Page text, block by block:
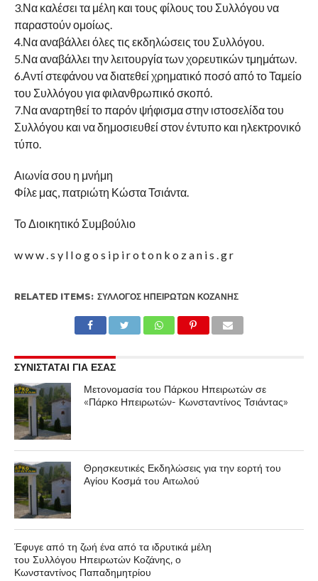
3.Να καλέσει τα μέλη και τους φίλους του Συλλόγου να
παραστούν ομοίως.
4.Να αναβάλλει όλες τις εκδηλώσεις του Συλλόγου.
5.Να αναβάλλει την λειτουργία των χορευτικών τμημάτων.
6.Αντί στεφάνου να διατεθεί χρηματικό ποσό από το Ταμείο
του Συλλόγου για φιλανθρωπικό σκοπό.
7.Να αναρτηθεί το παρόν ψήφισμα στην ιστοσελίδα του
Συλλόγου και να δημοσιευθεί στον έντυπο και ηλεκτρονικό
τύπο.
Αιωνία σου η μνήμη
Φίλε μας, πατριώτη Κώστα Τσιάντα.
Το Διοικητικό Συμβούλιο
w w w . s y l l o g o s i p i r o t o n k o z a n i s . g r
RELATED ITEMS: ΣΎΛΛΟΓΟΣ ΗΠΕΙΡΩΤΏΝ ΚΟΖΆΝΗΣ
ΣΥΝΙΣΤΑΤΑΙ ΓΙΑ ΕΣΑΣ
Μετονομασία του Πάρκου Ηπειρωτών σε
«Πάρκο Ηπειρωτών- Κωνσταντίνος Τσιάντας»
Θρησκευτικές Εκδηλώσεις για την εορτή του
Αγίου Κοσμά του Αιτωλού
Έφυγε από τη ζωή ένα από τα ιδρυτικά μέλη
του Συλλόγου Ηπειρωτών Κοζάνης, ο
Κωνσταντίνος Παπαδημητρίου